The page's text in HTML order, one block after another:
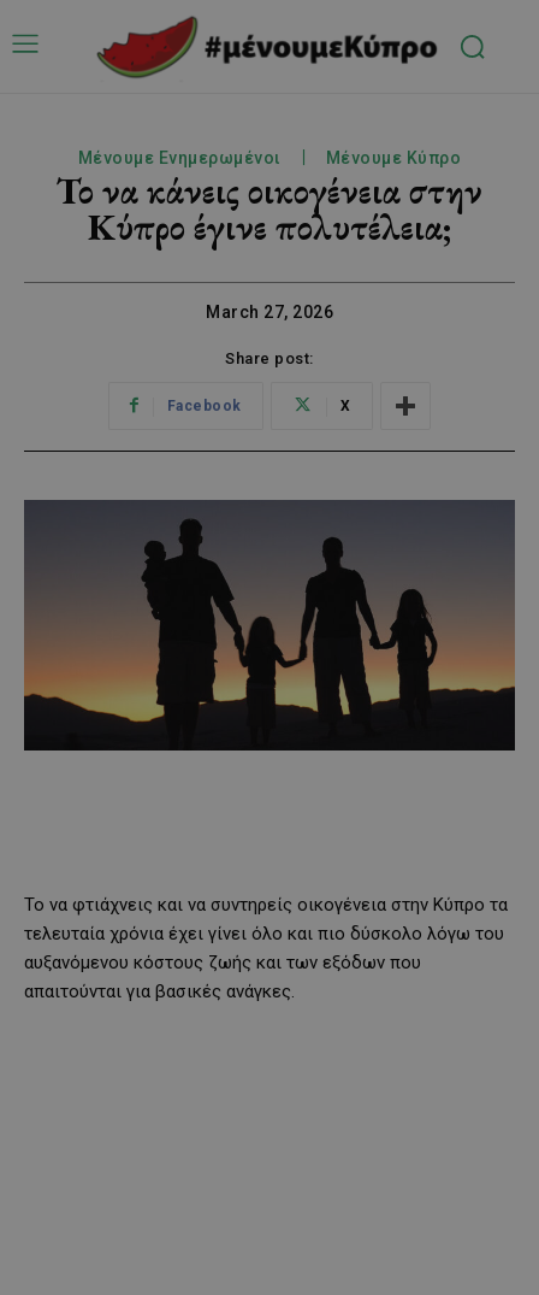
Μένουμε Ενημερωμένοι Μένουμε Κύπρο
Το να κάνεις οικογένεια στην
Κύπρο έγινε πολυτέλεια;
March 27, 2026
Share post:
Facebook X
Το να φτιάχνεις και να συντηρείς οικογένεια στην Κύπρο τα
τελευταία χρόνια έχει γίνει όλο και πιο δύσκολο λόγω του
αυξανόμενου κόστους ζωής και των εξόδων που
απαιτούνται για βασικές ανάγκες.